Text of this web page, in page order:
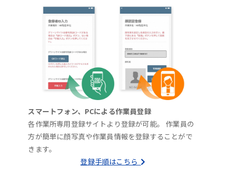
スマートフォン、PCによる作業員登録
各作業所専用登録サイトより登録が可能。 作業員の
方が簡単に顔写真や作業員情報を登録することがで
きます。
登録手順はこちら